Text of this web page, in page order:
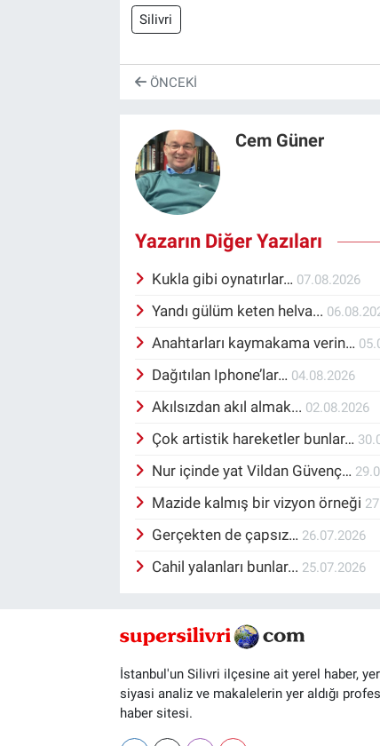
Silivri
ÖNCEKI
Cem Güner
Yazarın Diğer Yazıları
Kukla gibi oynatırlar… 07.08.2026
Yandı gülüm keten helva...
Anahtarları kaymakama verin…
Dağıtılan Iphone’lar… 04.08.2026
Akılsızdan akıl almak... 02.08.2026
Çok artistik hareketler bunlar…
Nur içinde yat Vildan Güvenç…
Mazide kalmış bir vizyon örneği
Gerçekten de çapsız… 26.07.2026
Cahil yalanları bunlar... 25.07.2026
İstanbul'un Silivri ilçesine ait yerel haber,
siyasi analiz ve makalelerin yer aldığı
haber sitesi.